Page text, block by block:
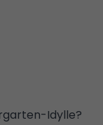
Idylle?